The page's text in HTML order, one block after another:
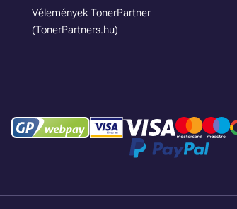
Vélemények TonerPartner
(TonerPartners.hu)